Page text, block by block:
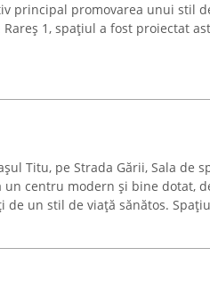
principal promovarea unui stil
Rareș 1, spațiul a fost proiectat
Titu, pe Strada Gării, Sala de
un centru modern și bine dotat,
de un stil de viață sănătos.